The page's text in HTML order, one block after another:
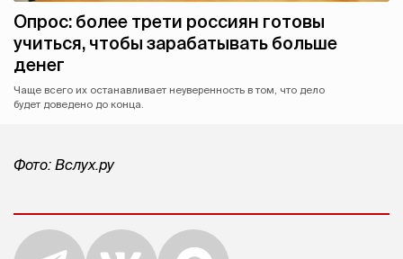
Опрос: более трети россиян готовы
учиться, чтобы зарабатывать больше
денег
Чаще всего их останавливает неуверенность в том, что дело
будет доведено до конца.
Фото: Вслух.ру